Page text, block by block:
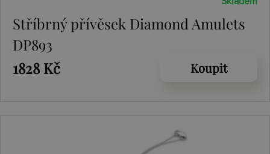
Stříbrný přívěsek Diamond Amulets
DP893
1828 Kč
Koupit